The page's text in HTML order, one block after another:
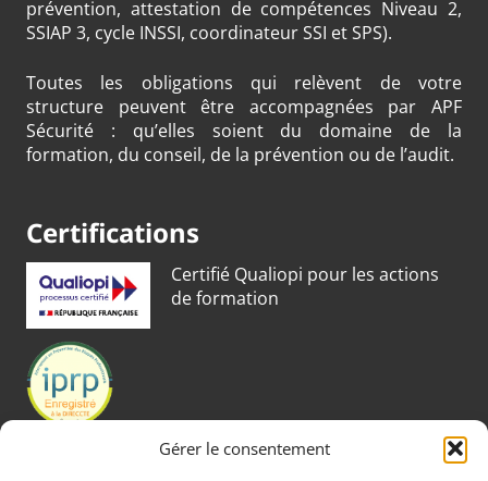
Gérer le consentement
prévention, attestation de compétences Niveau 2,
SSIAP 3, cycle INSSI, coordinateur SSI et SPS).
Toutes les obligations qui relèvent de votre
structure peuvent être accompagnées par APF
Sécurité : qu’elles soient du domaine de la
formation, du conseil, de la prévention ou de l’audit.
Certifications
Certifié Qualiopi pour les actions
de formation